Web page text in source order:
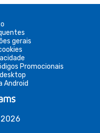
gerais
Promocionais
Android